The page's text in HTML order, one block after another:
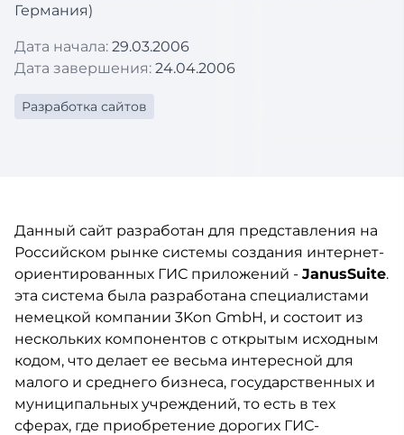
Германия)
Дата начала: 29.03.2006
Дата завершения: 24.04.2006
Разработка сайтов
Данный сайт разработан для представления на
Российском рынке системы создания интернет-
ориентированных ГИС приложений - JanusSuite.
эта система была разработана специалистами
немецкой компании 3Kon GmbH, и состоит из
нескольких компонентов с открытым исходным
кодом, что делает ее весьма интересной для
малого и среднего бизнеса, государственных и
муниципальных учреждений, то есть в тех
сферах, где приобретение дорогих ГИС-